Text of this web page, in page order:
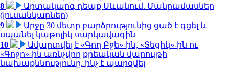
8
Արտակարգ դեպք Սևանում. Մանրամասներ
(լուսանկարներ)
9
Արջը 30 մետր բարձրությունից ցած է գցել և
սպանել կաթոլիկ սարկավագին
10
Ավարտվել է «Գող Բջե»-ին, «Տեցիկ»-ին ու
«Գոջո»-ին առնչվող քրեական վարույթի
նախաքննությունը. ինչ է պարզվել